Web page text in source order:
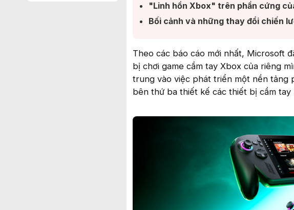
"Linh hồn Xbox" trên phần cứng
Bối cảnh và những thay đổi chiến
Theo các báo cáo mới nhất, Microsoft
bị chơi game cầm tay Xbox của riêng
trung vào việc phát triển một nền tảng
bên thứ ba thiết kế các thiết bị cầm tay